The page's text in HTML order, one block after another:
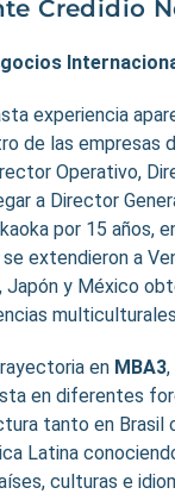
Credidio
experiencia
de las empresas
Operativo,
a Director
por 15 años,
extendieron a
Japón y México
en MBA3
en diferentes
tanto en Brasil
Latina
culturas e